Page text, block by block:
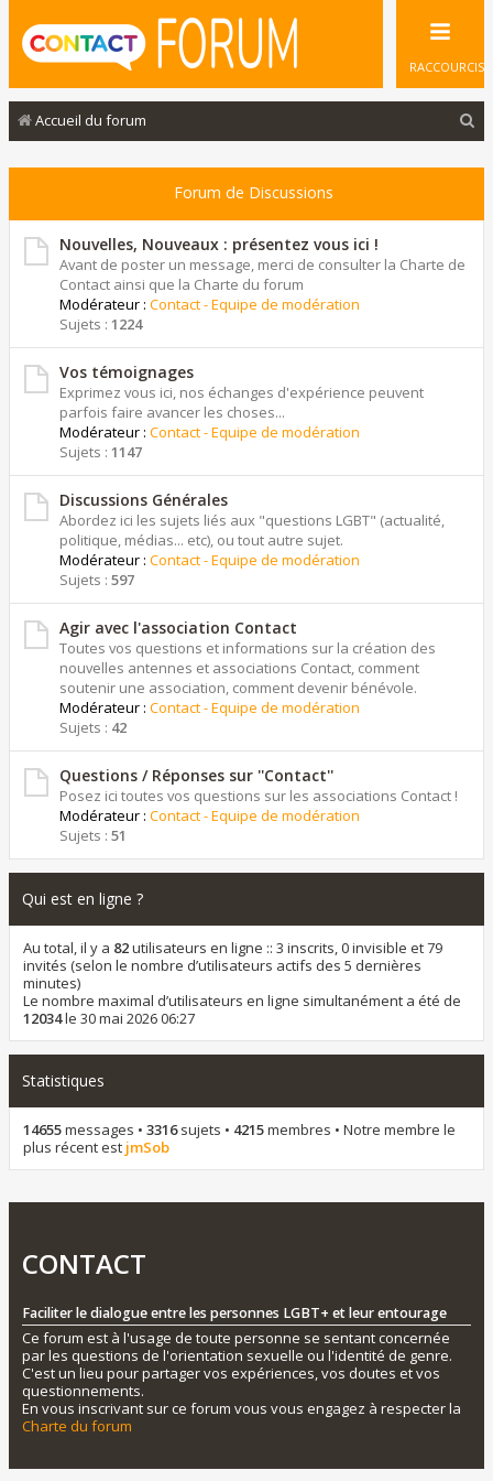
RACCOURCIS
Accueil du forum
Forum de Discussions
Nouvelles, Nouveaux : présentez vous ici !
Avant de poster un message, merci de consulter la Charte de
Contact ainsi que la Charte du forum
Modérateur : Contact - Equipe de modération
Sujets : 1224
Vos témoignages
Exprimez vous ici, nos échanges d'expérience peuvent
parfois faire avancer les choses...
Modérateur : Contact - Equipe de modération
Sujets : 1147
Discussions Générales
Abordez ici les sujets liés aux "questions LGBT" (actualité,
politique, médias... etc), ou tout autre sujet.
Modérateur : Contact - Equipe de modération
Sujets : 597
Agir avec l'association Contact
Toutes vos questions et informations sur la création des
nouvelles antennes et associations Contact, comment
soutenir une association, comment devenir bénévole.
Modérateur : Contact - Equipe de modération
Sujets : 42
Questions / Réponses sur ''Contact''
Posez ici toutes vos questions sur les associations Contact !
Modérateur : Contact - Equipe de modération
Sujets : 51
Qui est en ligne ?
Au total, il y a 82utilisateurs en ligne :: 3 inscrits, 0 invisible et 79
invités (selon le nombre d’utilisateurs actifs des 5 dernières
minutes)
Le nombre maximal d’utilisateurs en ligne simultanément a été de
12034le 30 mai 2026 06:27
Statistiques
14655messages • 3316sujets • 4215membres • Notre membre le
plus récent est jmSob
CONTACT
Faciliter le dialogue entre les personnes LGBT+ et leur entourage
Ce forum est à l'usage de toute personne se sentant concernée
par les questions de l'orientation sexuelle ou l'identité de genre.
C'est un lieu pour partager vos expériences, vos doutes et vos
questionnements.
En vous inscrivant sur ce forum vous vous engagez à respecter la
Charte du forum